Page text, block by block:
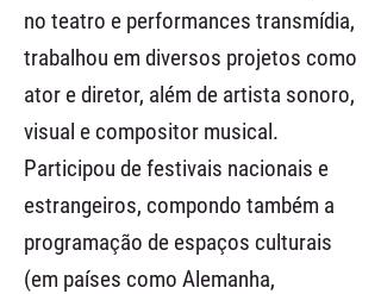
no teatro e performances transmídia,
trabalhou em diversos projetos como
ator e diretor, além de artista sonoro,
visual e compositor musical.
Participou de festivais nacionais e
estrangeiros, compondo também a
programação de espaços culturais
(em países como Alemanha,